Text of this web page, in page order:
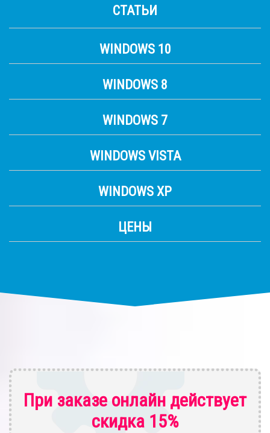
СТАТЬИ
WINDOWS 10
WINDOWS 8
WINDOWS 7
WINDOWS VISTA
WINDOWS XP
ЦЕНЫ
При заказе онлайн действует
скидка 15%